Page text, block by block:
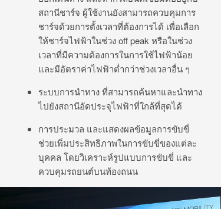
สถานีชาร์จ ผู้ใช้งานยังสามารถควบคุมการ
ชาร์จด้วยการตั้งเวลาที่ต้องการได้ เพื่อเลือก
ให้ชาร์จไฟฟ้าในช่วง off peak หรือในช่วง
เวลาที่มีความต้องการในการใช้ไฟฟ้าน้อย
และมีอัตราค่าไฟฟ้าต่ำกว่าช่วงเวลาอื่น ๆ
ระบบการนำทาง ที่สามารถค้นหาและนำทาง
ไปยังสถานีอัดประจุไฟฟ้าที่ใกล้ที่สุดได้
การประมวล และแสดงผลข้อมูลการขับขี่
ช่วยเพิ่มประสิทธิภาพในการขับขี่ของแต่ละ
บุคคล โดยวิเคราะห์รูปแบบการขับขี่ และ
ควบคุมรถยนต์บนท้องถนน